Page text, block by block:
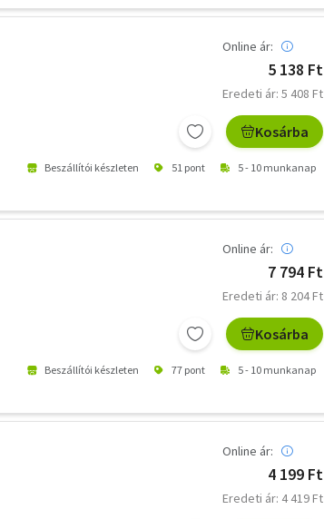
Online ár:
5 138 Ft
Eredeti ár: 5 408 Ft
Kosárba
Beszállítói készleten 51 pont 5 - 10 munkanap
Online ár:
7 794 Ft
Eredeti ár: 8 204 Ft
Kosárba
Beszállítói készleten 77 pont 5 - 10 munkanap
Online ár:
4 199 Ft
Eredeti ár: 4 419 Ft